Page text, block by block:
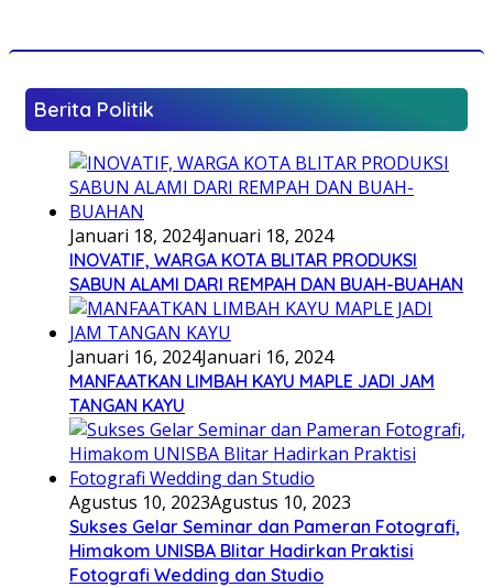
Berita Politik
Januari 18, 2024Januari 18, 2024
INOVATIF, WARGA KOTA BLITAR PRODUKSI
SABUN ALAMI DARI REMPAH DAN BUAH-BUAHAN
Januari 16, 2024Januari 16, 2024
MANFAATKAN LIMBAH KAYU MAPLE JADI JAM
TANGAN KAYU
Agustus 10, 2023Agustus 10, 2023
Sukses Gelar Seminar dan Pameran Fotografi,
Himakom UNISBA Blitar Hadirkan Praktisi
Fotografi Wedding dan Studio